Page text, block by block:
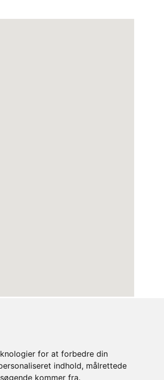
for at forbedre din
indhold, målrettede
kommer fra.